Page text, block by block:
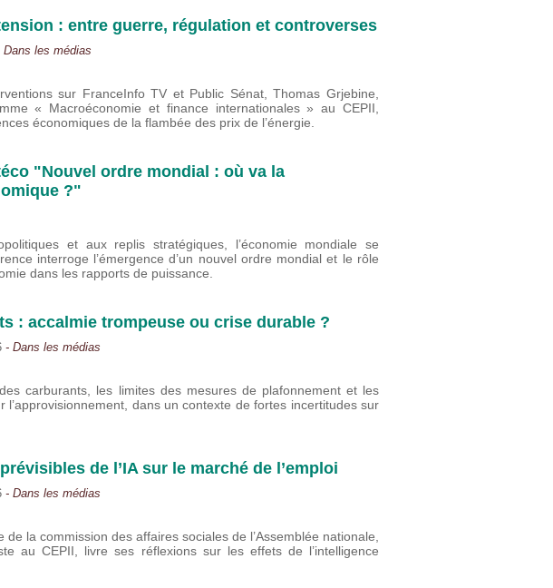
: entre guerre, régulation et controverses
Dans les médias
sur FranceInfo TV et Public Sénat, Thomas Grjebine,
« Macroéconomie et finance internationales » au CEPII,
économiques de la flambée des prix de l’énergie.
"Nouvel ordre mondial : où va la
?"
et aux replis stratégiques, l’économie mondiale se
interroge l’émergence d’un nouvel ordre mondial et le rôle
dans les rapports de puissance.
: accalmie trompeuse ou crise durable ?
- Dans les médias
carburants, les limites des mesures de plafonnement et les
l’approvisionnement, dans un contexte de fortes incertitudes sur
de l’IA sur le marché de l’emploi
- Dans les médias
la commission des affaires sociales de l’Assemblée nationale,
au CEPII, livre ses réflexions sur les effets de l’intelligence